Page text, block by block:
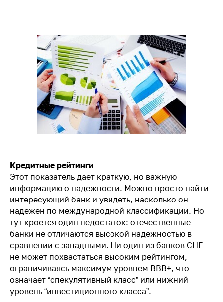
Кредитные рейтинги
Этот показатель дает краткую, но важную
информацию о надежности. Можно просто найти
интересующий банк и увидеть, насколько он
надежен по международной классификации. Но
тут кроется один недостаток: отечественные
банки не отличаются высокой надежностью в
сравнении с западными. Ни один из банков СНГ
не может похвастаться высоким рейтингом,
ограничиваясь максимум уровнем BBB+, что
означает “спекулятивный класс” или нижний
уровень “инвестиционного класса”.